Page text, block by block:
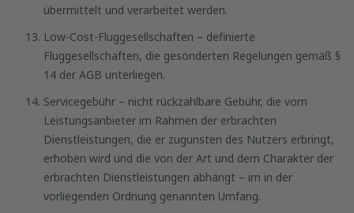
übermittelt und verarbeitet werden.
Low-Cost-Fluggesellschaften – definierte
Fluggesellschaften, die gesonderten Regelungen gemäß §
14 der AGB unterliegen.
Servicegebühr – nicht rückzahlbare Gebühr, die vom
Leistungsanbieter im Rahmen der erbrachten
Dienstleistungen, die er zugunsten des Nutzers erbringt,
erhoben wird und die von der Art und dem Charakter der
erbrachten Dienstleistungen abhängt – im in der
vorliegenden Ordnung genannten Umfang.